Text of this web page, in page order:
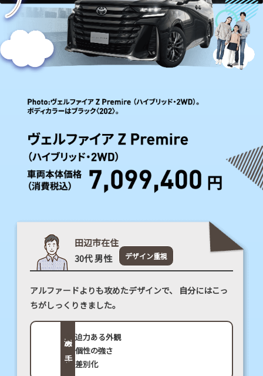
存
在
で
を！
を
田辺市在住
30代 男性
デザイン重視
アルファードよりも攻めたデザインで、
自分にはこっ
ちがしっくりきました。
決め手
迫力ある外観
個性の強さ
差別化